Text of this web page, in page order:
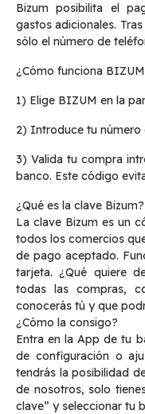
Bizum posibilita el
gastos adicionales.
sólo el número de
¿Cómo funciona
1) Elige BIZUM en la
2) Introduce tu número
3) Valida tu compra
banco. Este código
¿Qué es la clave Bizum?
La clave Bizum es un
todos los comercios
de pago aceptado.
tarjeta. ¿Qué quiere
todas las compras,
conocerás tú y que
¿Cómo la consigo?
Entra en la App de tu
de configuración o
tendrás la posibilidad
de nosotros, solo
clave” y seleccionar tu